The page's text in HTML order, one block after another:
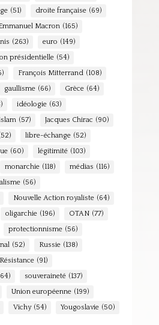
(51) droite française (69)
Macron (165)
(263) euro (149)
présidentielle (54)
François Mitterrand (108)
gaullisme (66) Grèce (64)
idéologie (63)
(57) Jacques Chirac (90)
libre-échange (52)
(60) légitimité (103)
monarchie (118) médias (116)
(56)
Nouvelle Action royaliste (64)
oligarchie (196) OTAN (77)
protectionnisme (56)
(52) Russie (138)
Résistance (91)
souveraineté (137)
Union européenne (199)
Vichy (54) Yougoslavie (50)